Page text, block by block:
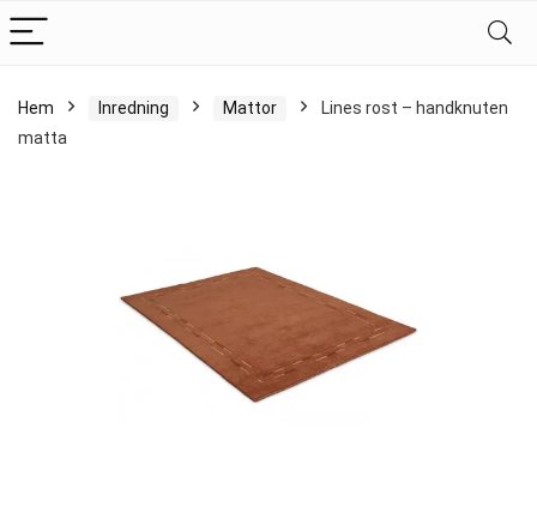
Hem Inredning Mattor
Lines rost – handknuten
matta